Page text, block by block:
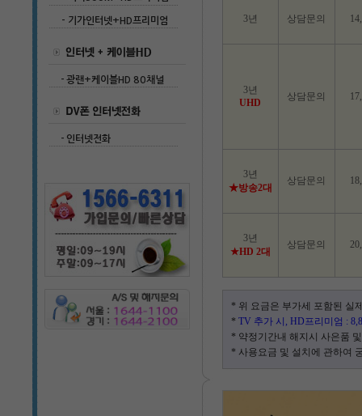
3년 상담문의
3년
UHD
상담문의
3년
★방송2대
상담문의
3년
★HD 2대
상담문의
* 위 요금은 부가세 포함된 실
* TV 추가 시, HD프리미엄 :
* 약정기간내 해지시 사은품
* 사용요금 및 설치에 관하여